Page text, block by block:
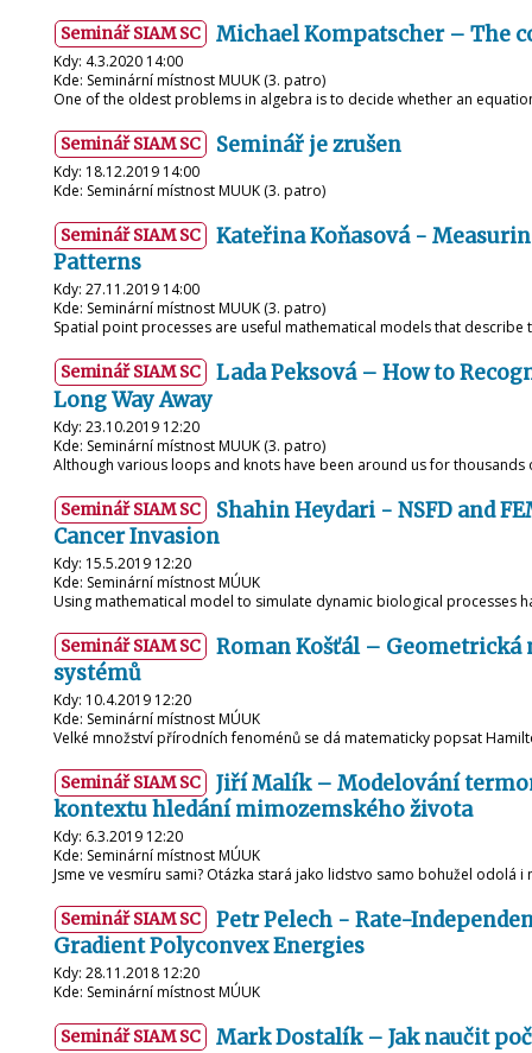
Seminář SIAM SC Michael Kompatscher – The
Kdy: 4.3.2020 14:00
Kde: Seminární místnost MUUK (3. patro)
One of the oldest problems in algebra is to decide whether an
Seminář SIAM SC Seminář je zrušen
Kdy: 18.12.2019 14:00
Kde: Seminární místnost MUUK (3. patro)
Seminář SIAM SC
Kateřina Koňasová -
Patterns
Kdy: 27.11.2019 14:00
Kde: Seminární místnost MUUK (3. patro)
Spatial point processes are useful mathematical models that
Seminář SIAM SC
Lada Peksová – How to
Long Way Away
Kdy: 23.10.2019 12:20
Kde: Seminární místnost MUUK (3. patro)
Although various loops and knots have been around us for
Seminář SIAM SC
Shahin Heydari - NSFD and
Cancer Invasion
Kdy: 15.5.2019 12:20
Kde: Seminární místnost MÚUK
Using mathematical model to simulate dynamic biological processes
Seminář SIAM SC
Roman Košťál –
systémů
Kdy: 10.4.2019 12:20
Kde: Seminární místnost MÚUK
Velké množství přírodních fenoménů se dá matematicky popsat
Seminář SIAM SC
Jiří Malík – Modelování
kontextu hledání mimozemského života
Kdy: 6.3.2019 12:20
Kde: Seminární místnost MÚUK
Jsme ve vesmíru sami? Otázka stará jako lidstvo samo bohužel odolá i
Seminář SIAM SC
Petr Pelech - Rate-
Gradient Polyconvex Energies
Kdy: 28.11.2018 12:20
Kde: Seminární místnost MÚUK
Seminář SIAM SC Mark Dostalík – Jak naučit